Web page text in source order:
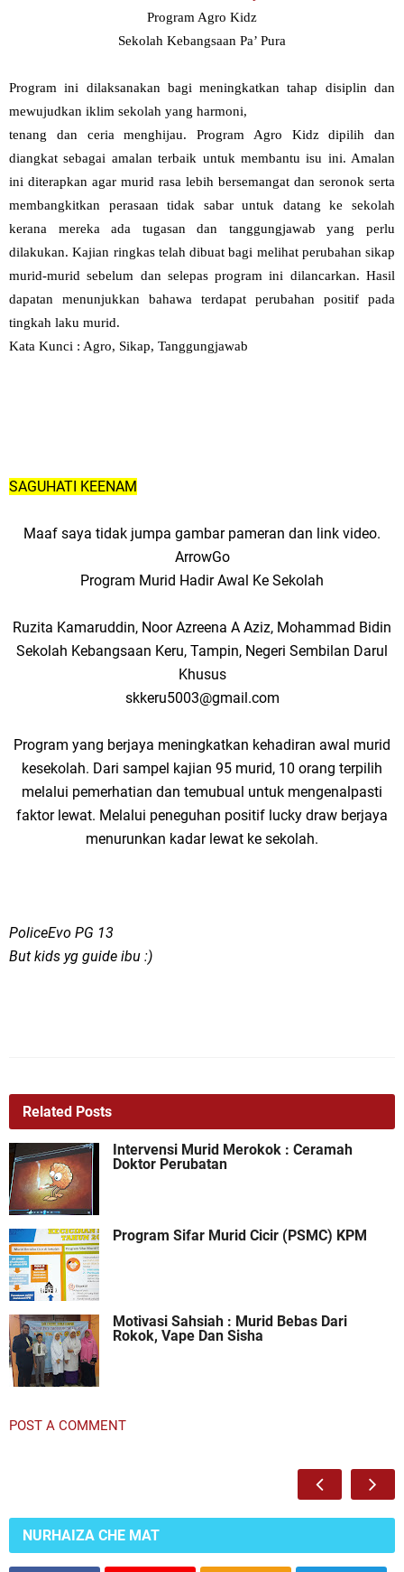
Program Agro Kidz
Sekolah Kebangsaan Pa’ Pura
Program ini dilaksanakan bagi meningkatkan tahap disiplin dan
mewujudkan iklim sekolah yang harmoni,
tenang dan ceria menghijau. Program Agro Kidz dipilih dan
diangkat sebagai amalan terbaik untuk membantu isu ini. Amalan
ini diterapkan agar murid rasa lebih bersemangat dan seronok serta
membangkitkan perasaan tidak sabar untuk datang ke sekolah
kerana mereka ada tugasan dan tanggungjawab yang perlu
dilakukan. Kajian ringkas telah dibuat bagi melihat perubahan sikap
murid-murid sebelum dan selepas program ini dilancarkan. Hasil
dapatan menunjukkan bahawa terdapat perubahan positif pada
tingkah laku murid.
Kata Kunci : Agro, Sikap, Tanggungjawab
SAGUHATI KEENAM
Maaf saya tidak jumpa gambar pameran dan link video.
ArrowGo
Program Murid Hadir Awal Ke Sekolah
Ruzita Kamaruddin, Noor Azreena A Aziz, Mohammad Bidin
Sekolah Kebangsaan Keru, Tampin, Negeri Sembilan Darul
Khusus
skkeru5003@gmail.com
Program yang berjaya meningkatkan kehadiran awal murid
kesekolah. Dari sampel kajian 95 murid, 10 orang terpilih
melalui pemerhatian dan temubual untuk mengenalpasti
faktor lewat. Melalui peneguhan positif lucky draw berjaya
menurunkan kadar lewat ke sekolah.
PoliceEvo PG 13
But kids yg guide ibu :)
Related Posts
Intervensi Murid Merokok : Ceramah
Doktor Perubatan
Program Sifar Murid Cicir (PSMC) KPM
Motivasi Sahsiah : Murid Bebas Dari
Rokok, Vape Dan Sisha
POST A COMMENT
NURHAIZA CHE MAT